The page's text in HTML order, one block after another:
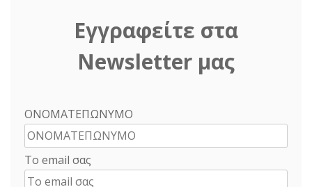
Εγγραφείτε στα
Newsletter μας
ΟΝΟΜΑΤΕΠΩΝΥΜΟ
Το email σας